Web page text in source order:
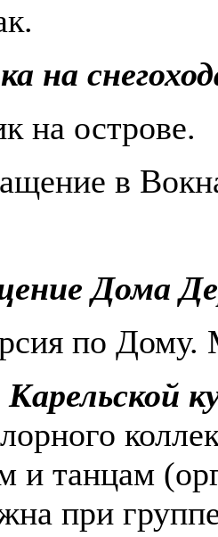
на
на острове.
в
Дома
по Дому.
Карельской
и танцам
при